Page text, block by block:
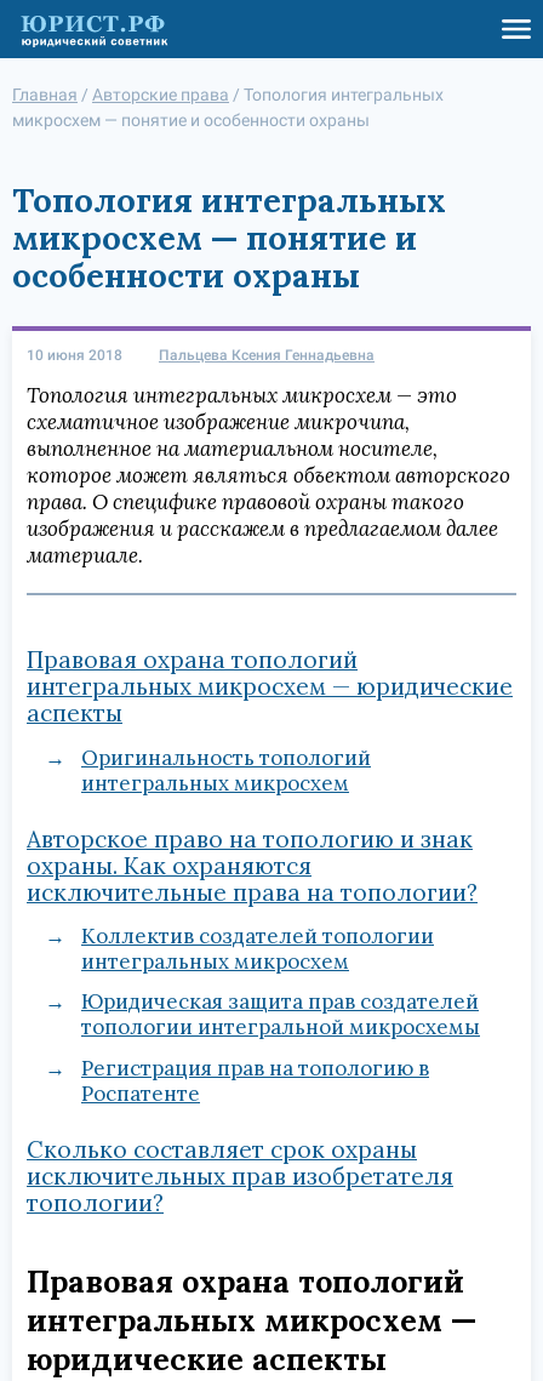
Главная / Авторские права / Топология интегральных
микросхем — понятие и особенности охраны
Топология интегральных
микросхем — понятие и
особенности охраны
10 июня 2018 Пальцева Ксения Геннадьевна
Топология интегральных микросхем — это
схематичное изображение микрочипа,
выполненное на материальном носителе,
которое может являться объектом авторского
права. О специфике правовой охраны такого
изображения и расскажем в предлагаемом далее
материале.
Правовая охрана топологий
интегральных микросхем — юридические
аспекты
Оригинальность топологий
интегральных микросхем
Авторское право на топологию и знак
охраны. Как охраняются
исключительные права на топологии?
Коллектив создателей топологии
интегральных микросхем
Юридическая защита прав создателей
топологии интегральной микросхемы
Регистрация прав на топологию в
Роспатенте
Сколько составляет срок охраны
исключительных прав изобретателя
топологии?
Правовая охрана топологий
интегральных микросхем —
юридические аспекты